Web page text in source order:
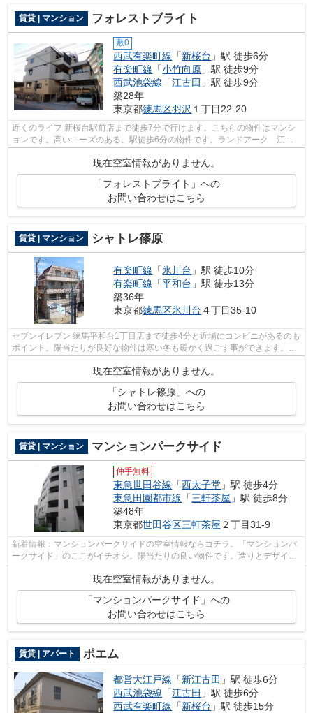
賃貸 | マンション フォレストブライト
敷0
西武有楽町線 「新桜台 」駅 徒歩6分
有楽町線 「小竹向原 」駅 徒歩9分
西武池袋線 「江古田 」駅 徒歩9分
築28年
東京都練馬区羽沢 １丁目22-20
近くのライフ 新桜台駅前店まで徒歩7分で行けます。こちらの物件はマンシ
ョンです。高いニーズのある、駅徒歩6分の物件です。ランドアーク 江古
現在空室情報がありません。
「フォレストブライト」への
お問い合わせはこちら
賃貸 | マンション シャトレ篠原
有楽町線 「氷川台 」駅 徒歩10分
有楽町線 「平和台 」駅 徒歩13分
築36年
東京都練馬区氷川台 ４丁目35-10
セブンイレブン 練馬平和台1丁目店まで徒歩4分と近場にコンビニがあるのも
ポイント。陽当たりが良好な物件は寒い冬も暖かく過ごす事ができます。造
りとデザインに関して、自信をもって...
現在空室情報がありません。
「シャトレ篠原」への
お問い合わせはこちら
賃貸 | マンション マンションパークサイド
仲手無料
東急世田谷線 「西太子堂 」駅 徒歩4分
東急田園都市線 「三軒茶屋 」駅 徒歩8分
築48年
東京都世田谷区三軒茶屋 ２丁目31-9
新着情報：マンションパークサイドの空室情報ならコチラ。「マンションパ
ークサイド」のここがイチオシ。陽当たりの良い物件です。造りとデザイン
に関して、自信をもって情報を提供で...
現在空室情報がありません。
「マンションパークサイド」への
お問い合わせはこちら
賃貸 | アパート ポエム
都営大江戸線 「新江古田 」駅 徒歩6分
西武池袋線 「江古田 」駅 徒歩6分
西武有楽町線 「新桜台 」駅 徒歩15分